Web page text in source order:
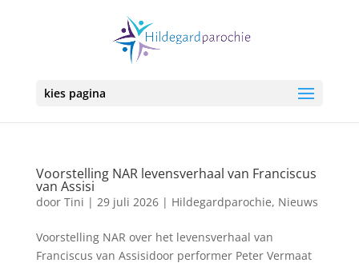
kies pagina
Voorstelling NAR levensverhaal van Franciscus
van Assisi
door Tini | 29 juli 2026| Hildegardparochie, Nieuws
Voorstelling NAR over het levensverhaal van
Franciscus van Assisidoor performer Peter Vermaat